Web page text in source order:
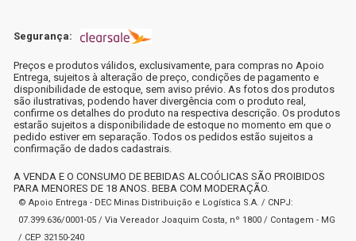
Segurança:
Preços e produtos válidos, exclusivamente, para compras no Apoio
Entrega, sujeitos à alteração de preço, condições de pagamento e
disponibilidade de estoque, sem aviso prévio. As fotos dos produtos
são ilustrativas, podendo haver divergência com o produto real,
confirme os detalhes do produto na respectiva descrição. Os produtos
estarão sujeitos a disponibilidade de estoque no momento em que o
pedido estiver em separação. Todos os pedidos estão sujeitos a
confirmação de dados cadastrais.
A VENDA E O CONSUMO DE BEBIDAS ALCOÓLICAS SÃO PROIBIDOS
PARA MENORES DE 18 ANOS. BEBA COM MODERAÇÃO.
© Apoio Entrega - DEC Minas Distribuição e Logística S.A. / CNPJ:
07.399.636/0001-05 / Via Vereador Joaquim Costa, nº 1800 / Contagem - MG
/ CEP 32150-240